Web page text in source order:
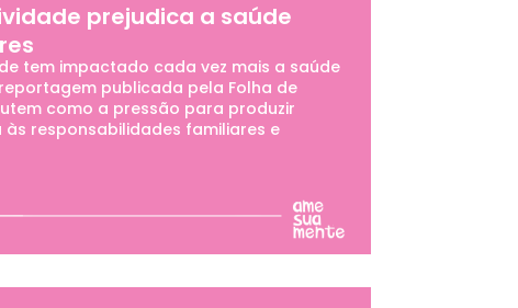
prejudica a saúde
tem impactado cada vez mais a saúde
publicada pela Folha de
como a pressão para produzir
responsabilidades familiares e